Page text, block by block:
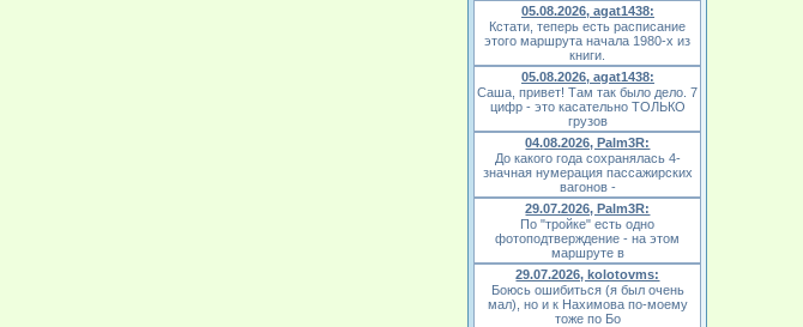
05.08.2026, agat1438:
Кстати, теперь есть расписание
этого маршрута начала 1980-х из
книги.
05.08.2026, agat1438:
Саша, привет! Там так было дело. 7
цифр - это касательно ТОЛЬКО
грузов
04.08.2026, Palm3R:
До какого года сохранялась 4-
значная нумерация пассажирских
вагонов -
29.07.2026, Palm3R:
По "тройке" есть одно
фотоподтверждение - на этом
маршруте в
29.07.2026, kolotovms:
Боюсь ошибиться (я был очень
мал), но и к Нахимова по-моему
тоже по Бо